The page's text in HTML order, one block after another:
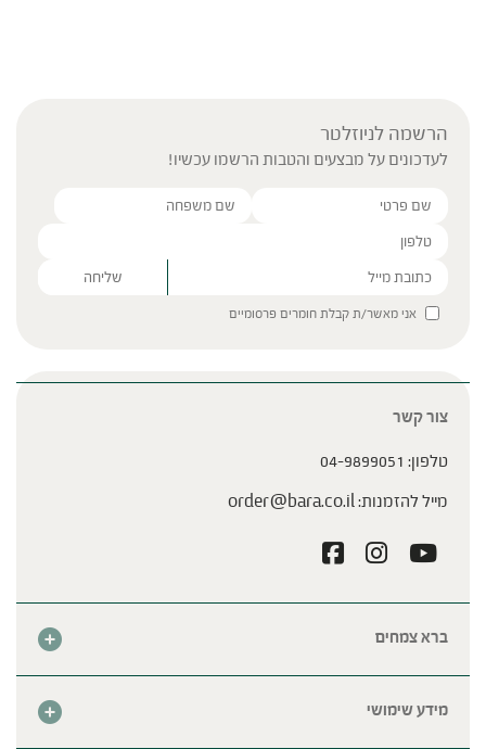
הרשמה לניוזלטר
לעדכונים על מבצעים והטבות הרשמו עכשיו!
Please leave this field empty.
אני מאשר/ת קבלת חומרים פרסומיים
ברא צמחים
מידע שימושי
צור קשר
טלפון: 04-9899051
מייל להזמנות:order@bara.co.il